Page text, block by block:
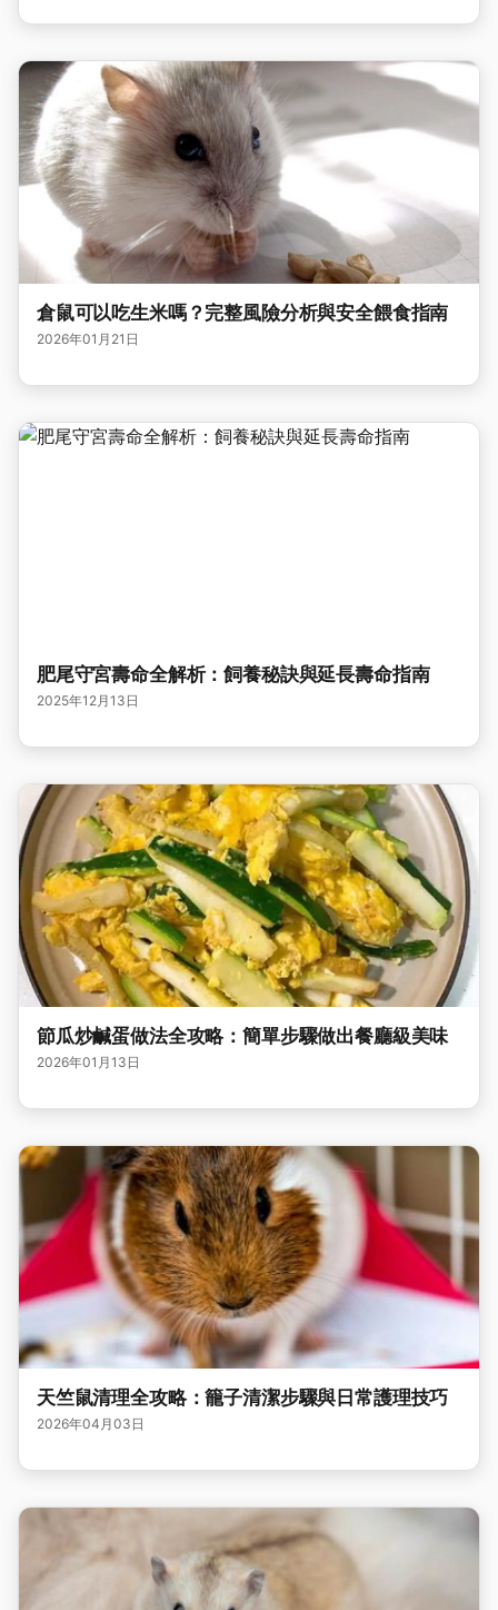
倉鼠可以吃生米嗎？完整風險分析與安全餵食指南
2026年01月21日
肥尾守宮壽命全解析：飼養秘訣與延長壽命指南
2025年12月13日
節瓜炒鹹蛋做法全攻略：簡單步驟做出餐廳級美味
2026年01月13日
天竺鼠清理全攻略：籠子清潔步驟與日常護理技巧
2026年04月03日